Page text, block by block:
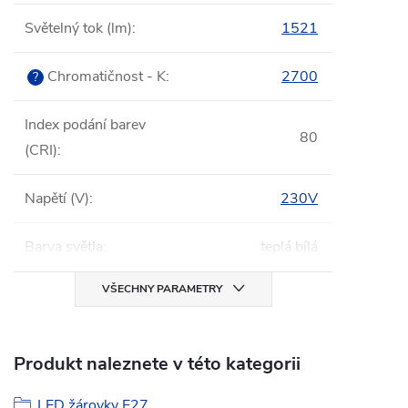
Světelný tok (lm): 1521
? Chromatičnost - K: 2700
Index podání barev
(CRI):
80
Napětí (V): 230V
Barva světla: teplá bílá
VŠECHNY PARAMETRY
Produkt naleznete v této kategorii